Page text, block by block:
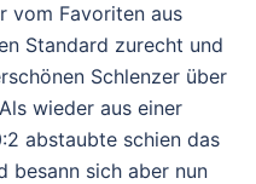
vom Favoriten aus
Standard zurecht und
Schlenzer über
wieder aus einer
abstaubte schien das
besann sich aber nun